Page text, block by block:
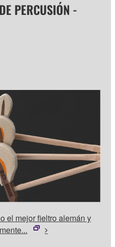
PERCUSIÓN -
el mejor fieltro alemán y